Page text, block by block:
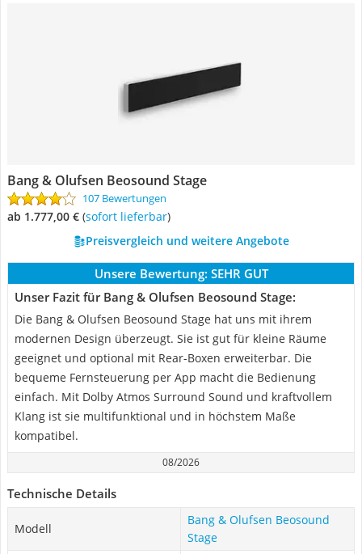
Bang & Olufsen Beosound Stage
107 Bewertungen
ab 1.777,00 € ( Sofort lieferbar)
Preisvergleich und weitere Angebote
Unsere Bewertung: SEHR GUT
Unser Fazit für Bang & Olufsen Beosound Stage:
Die Bang & Olufsen Beosound Stage hat uns mit ihrem
modernen Design überzeugt. Sie ist gut für kleine Räume
geeignet und optional mit Rear-Boxen erweiterbar. Die
bequeme Fernsteuerung per App macht die Bedienung
einfach. Mit Dolby Atmos Surround Sound und kraftvollem
Klang ist sie multifunktional und in höchstem Maße
kompatibel.
08/2026
Technische Details
Modell
Bang & Olufsen Beosound
Stage